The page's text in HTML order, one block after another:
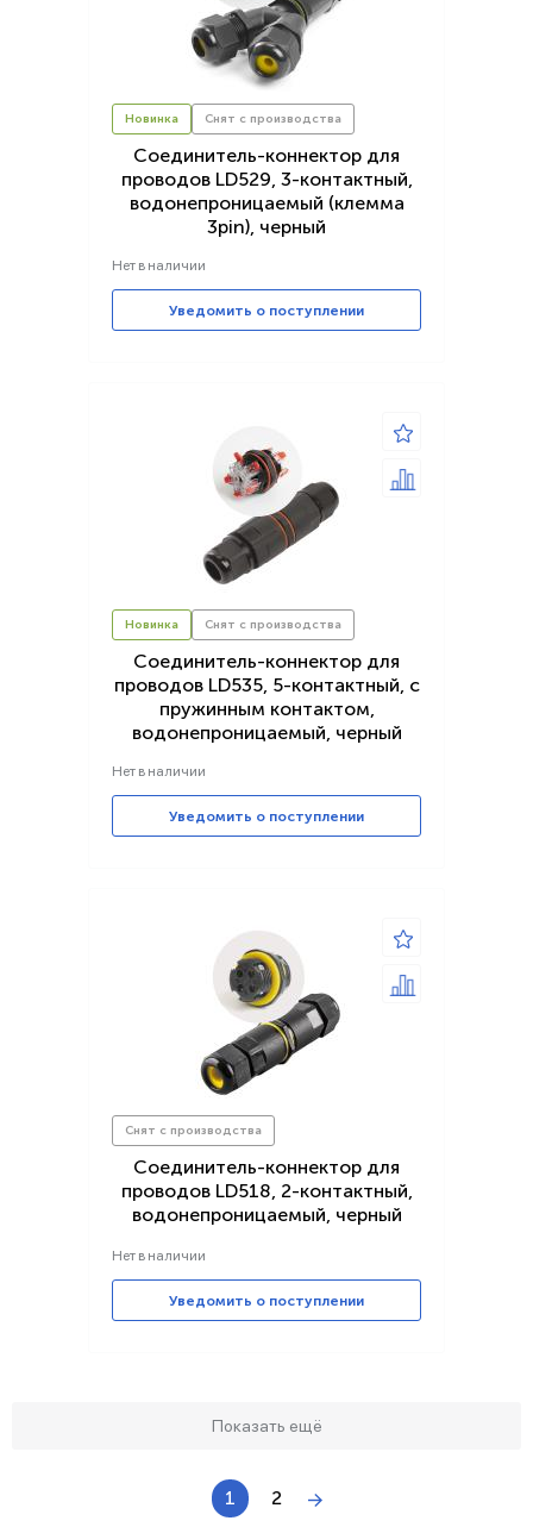
Новинка Снят с производства
Соединитель-коннектор для
проводов LD529, 3-контактный,
водонепроницаемый (клемма
3pin), черный
Нет в наличии
Уведомить о поступлении
Новинка Снят с производства
Соединитель-коннектор для
проводов LD535, 5-контактный, с
пружинным контактом,
водонепроницаемый, черный
Нет в наличии
Уведомить о поступлении
Снят с производства
Соединитель-коннектор для
проводов LD518, 2-контактный,
водонепроницаемый, черный
Нет в наличии
Уведомить о поступлении
Показать ещё
1 2